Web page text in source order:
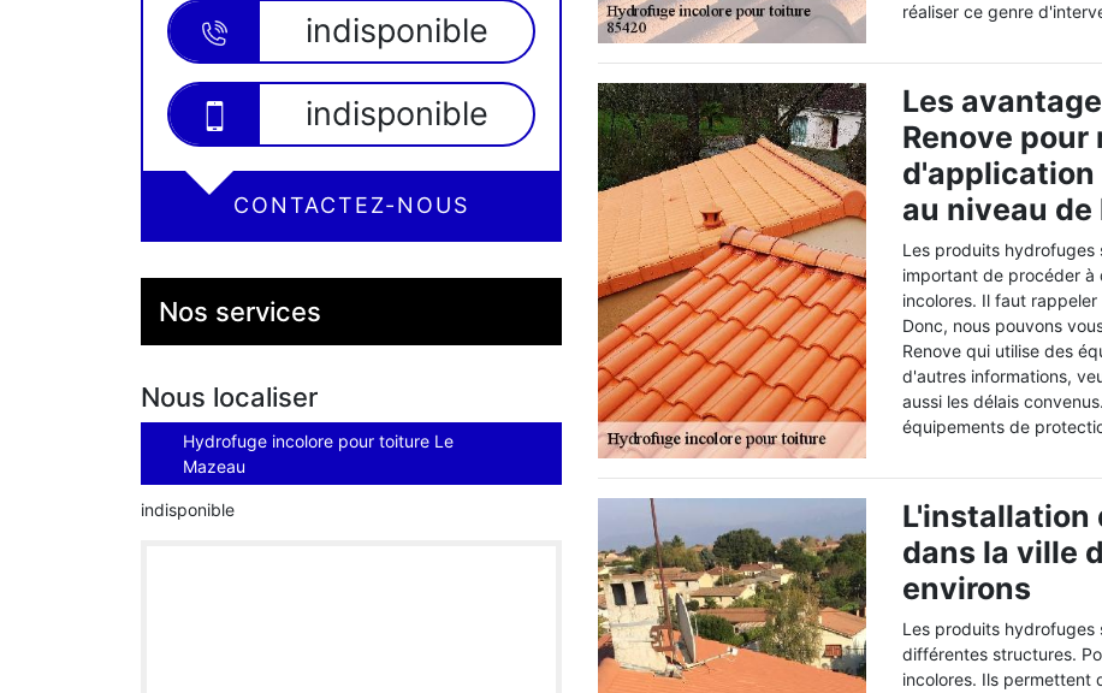
indisponible
indisponible
CONTACTEZ-NOUS
Nos services
Nous localiser
Hydrofuge incolore pour toiture Le
Mazeau
indisponible
réaliser ce genre
Les
Renove
au niveau
Les produits hydrofuges
important de procéder
incolores. Il faut
Donc, nous pouvons
Renove qui utilise des
d'autres informations,
aussi les délais
équipements de
L'installation
dans la ville
environs
Les produits hydrofuges
différentes structures.
incolores. Ils permettent